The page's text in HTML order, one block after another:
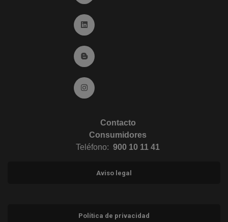
Ir a Linkedin (abre en ventana nueva)
Ir al Blog (abre en ventana nueva)
Ir a Instagram (abre en ventana nueva)
Contacto
Consumidores
Teléfono: 900 10 11 41
Aviso legal
Política de privacidad